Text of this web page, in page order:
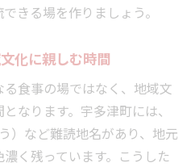
きる場を作りましょう。
化に親しむ時間
食事の場ではなく、地域文
なります。宇多津町には、
）など難読地名があり、地元
く残っています。こうした